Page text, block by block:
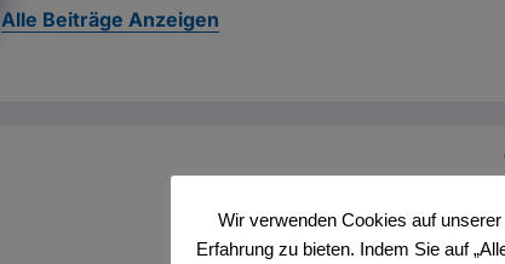
Alle Beiträge Anzeigen
Ausrufen des
Wir verwenden Cookies auf
Erfahrung zu bieten. Indem Sie auf